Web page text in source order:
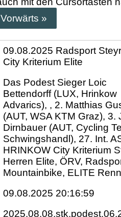
Vorwärts »
09.08.2025 Radsport
City Kriterium Elite
Das Podest Sieger Loic
Bettendorff (LUX, Hrinkow
Advarics), , 2. Matthias
(AUT, WSA KTM Graz), 3.
Dirnbauer (AUT, Cycling
Schwingshandl), 27. Int.
HRINKOW City Kriterium
Herren Elite, ÖRV,
Mountainbike, ELITE
09.08.2025 20:16:59